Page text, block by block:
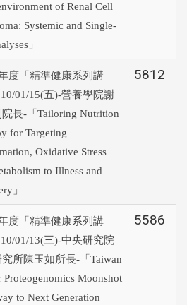
of Renal Cell
Systemic and Single-
」
度「精準健康系列講
01/15(五)-營養學院謝
長-「Tailoring Nutrition
for Targeting
Oxidative Stress
to Illness and
」
5812
度「精準健康系列講
01/13(三)-中央研究院
所陳玉如所長-「Taiwan
Proteogenomics Moonshot
to Next Generation
5586